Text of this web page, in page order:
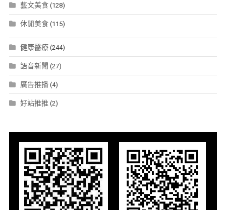
藝文美食(128)
休閒美食(115)
健康醫療(244)
語音新聞 (27)
廣告推播(4)
好站推推 (2)